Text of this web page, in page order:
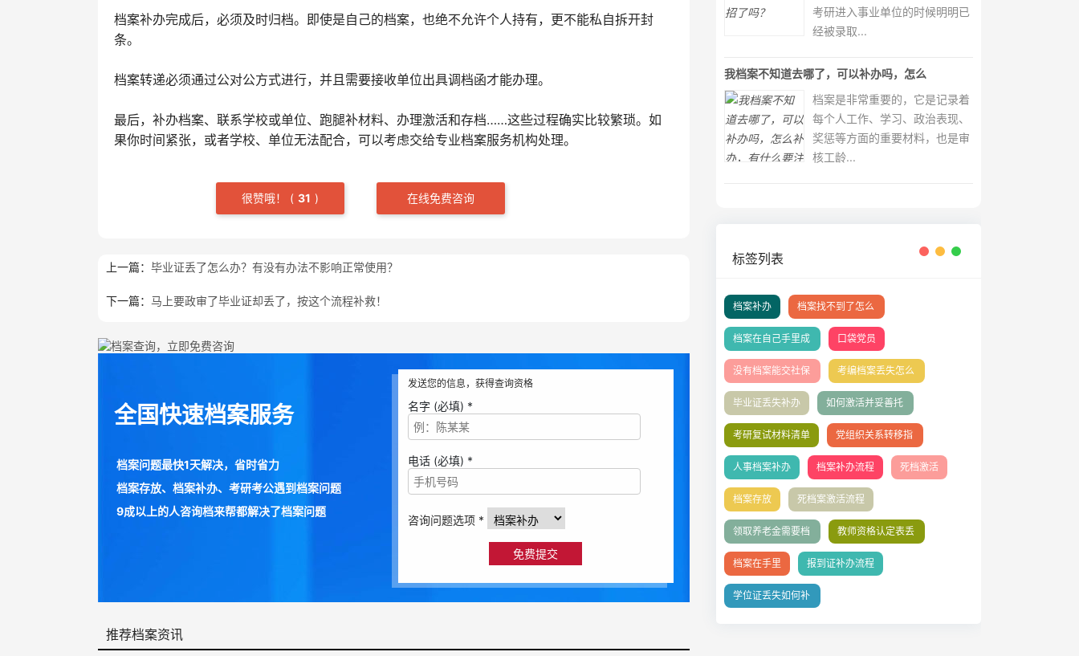
档案补办完成后，必须及时归档。即使是自己的档案，也绝不允许个人持有，更不能私自拆开封
条。
档案转递必须通过公对公方式进行，并且需要接收单位出具调档函才能办理。
最后，补办档案、联系学校或单位、跑腿补材料、办理激活和存档……这些过程确实比较繁琐。如
果你时间紧张，或者学校、单位无法配合，可以考虑交给专业档案服务机构处理。
很赞哦！ ( 31 ) 在线免费咨询
上一篇： 毕业证丢了怎么办？有没有办法不影响正常使用？
下一篇： 马上要政审了毕业证却丢了，按这个流程补救！
全国快速档案服务
档案问题最快1天解决，省时省力
档案存放、档案补办、考研考公遇到档案问题
9成以上的人咨询档来帮都解决了档案问题
发送您的信息，获得查询资格
名字 (必填) *
电话 (必填) *
咨询问题选项 *
推荐档案资讯
考研进入事业单位的时候明明已
经被录取...
我档案不知道去哪了，可以补办吗，怎么
档案是非常重要的，它是记录着
每个人工作、学习、政治表现、
奖惩等方面的重要材料，也是审
核工龄...
标签列表
档案补办
档案找不到了怎么
办
档案在自己手里成
死档如何激活？
口袋党员
没有档案能交社保
吗
考编档案丢失怎么
办
毕业证丢失补办
如何激活并妥善托
管档案
考研复试材料清单
党组织关系转移指
南
人事档案补办
档案补办流程 死档激活
档案存放 死档案激活流程
领取养老金需要档
案吗
教师资格认定表丢
失补办
档案在手里
报到证补办流程
学位证丢失如何补